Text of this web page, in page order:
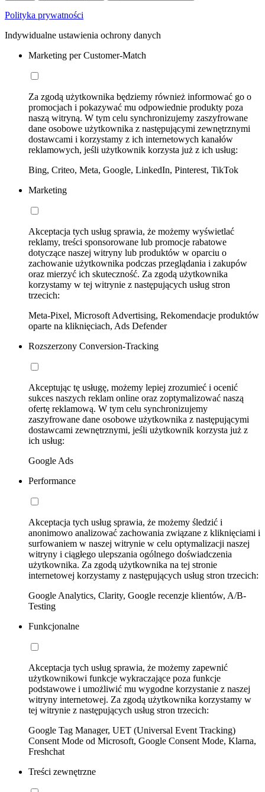
Polityka prywatności
Indywidualne ustawienia ochrony danych
Marketing per Customer-Match
Za zgodą użytkownika będziemy również informować go o
promocjach i pokazywać mu odpowiednie produkty poza
naszą witryną. W tym celu synchronizujemy zaszyfrowane
dane osobowe użytkownika z następującymi zewnętrznymi
dostawcami i korzystamy z ich internetowych kanałów
reklamowych, jeśli użytkownik korzysta już z ich usług:
Bing, Criteo, Meta, Google, LinkedIn, Pinterest, TikTok
Marketing
Akceptacja tych usług sprawia, że możemy wyświetlać
reklamy, treści sponsorowane lub promocje rabatowe
dotyczące naszej witryny lub produktów w oparciu o
zachowanie użytkownika podczas przeglądania i zakupów
oraz mierzyć ich skuteczność. Za zgodą użytkownika
korzystamy w tej witrynie z następujących usług stron
trzecich:
Meta-Pixel, Microsoft Advertising, Rekomendacje produktów
oparte na kliknięciach, Ads Defender
Rozszerzony Conversion-Tracking
Akceptując tę usługę, możemy lepiej zrozumieć i ocenić
sukces naszych reklam online oraz zoptymalizować naszą
ofertę reklamową. W tym celu synchronizujemy
zaszyfrowane dane osobowe użytkownika z następującymi
dostawcami zewnętrznymi, jeśli użytkownik korzysta już z
ich usług:
Google Ads
Performance
Akceptacja tych usług sprawia, że możemy śledzić i
anonimowo analizować zachowania związane z kliknięciami i
surfowaniem w naszej witrynie w celu optymalizacji naszej
witryny i ciągłego ulepszania ogólnego doświadczenia
użytkownika. Za zgodą użytkownika na tej stronie
internetowej korzystamy z następujących usług stron trzecich:
Google Analytics, Clarity, Google recenzje klientów, A/B-
Testing
Funkcjonalne
Akceptacja tych usług sprawia, że możemy zapewnić
użytkownikowi funkcje wykraczające poza funkcje
podstawowe i umożliwić mu wygodne korzystanie z naszej
witryny internetowej. Za zgodą użytkownika korzystamy w
tej witrynie z następujących usług stron trzecich:
Google Tag Manager, UET (Universal Event Tracking)
Consent Mode od Microsoft, Google Consent Mode, Klarna,
Freshchat
Treści zewnętrzne